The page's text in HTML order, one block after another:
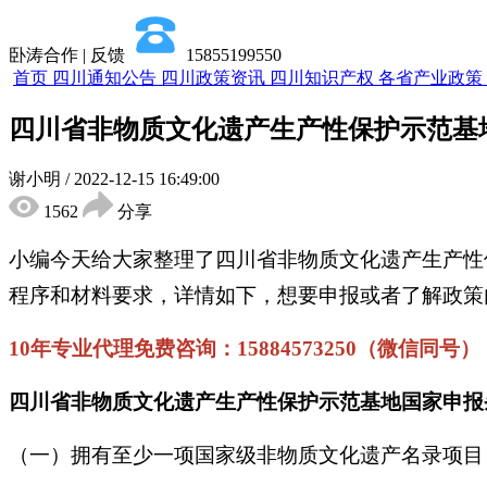
卧涛合作 | 反馈
15855199550
首页 四川通知公告 四川政策资讯 四川知识产权 各省产业政策
四川省非物质文化遗产生产性保护示范
谢小明 / 2022-12-15 16:49:00
1562
分享
小编今天给大家整理了四川省非物质文化遗产生产
程序和材料要求，详情如下，想要申报或者了解政
10年专业代理免费咨询：15884573250（微信同号）
四川省非物质文化遗产生产性保护示范基地国家申
（一）拥有至少一项国家级非物质文化遗产名录项